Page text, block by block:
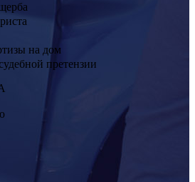
на дом
претензии